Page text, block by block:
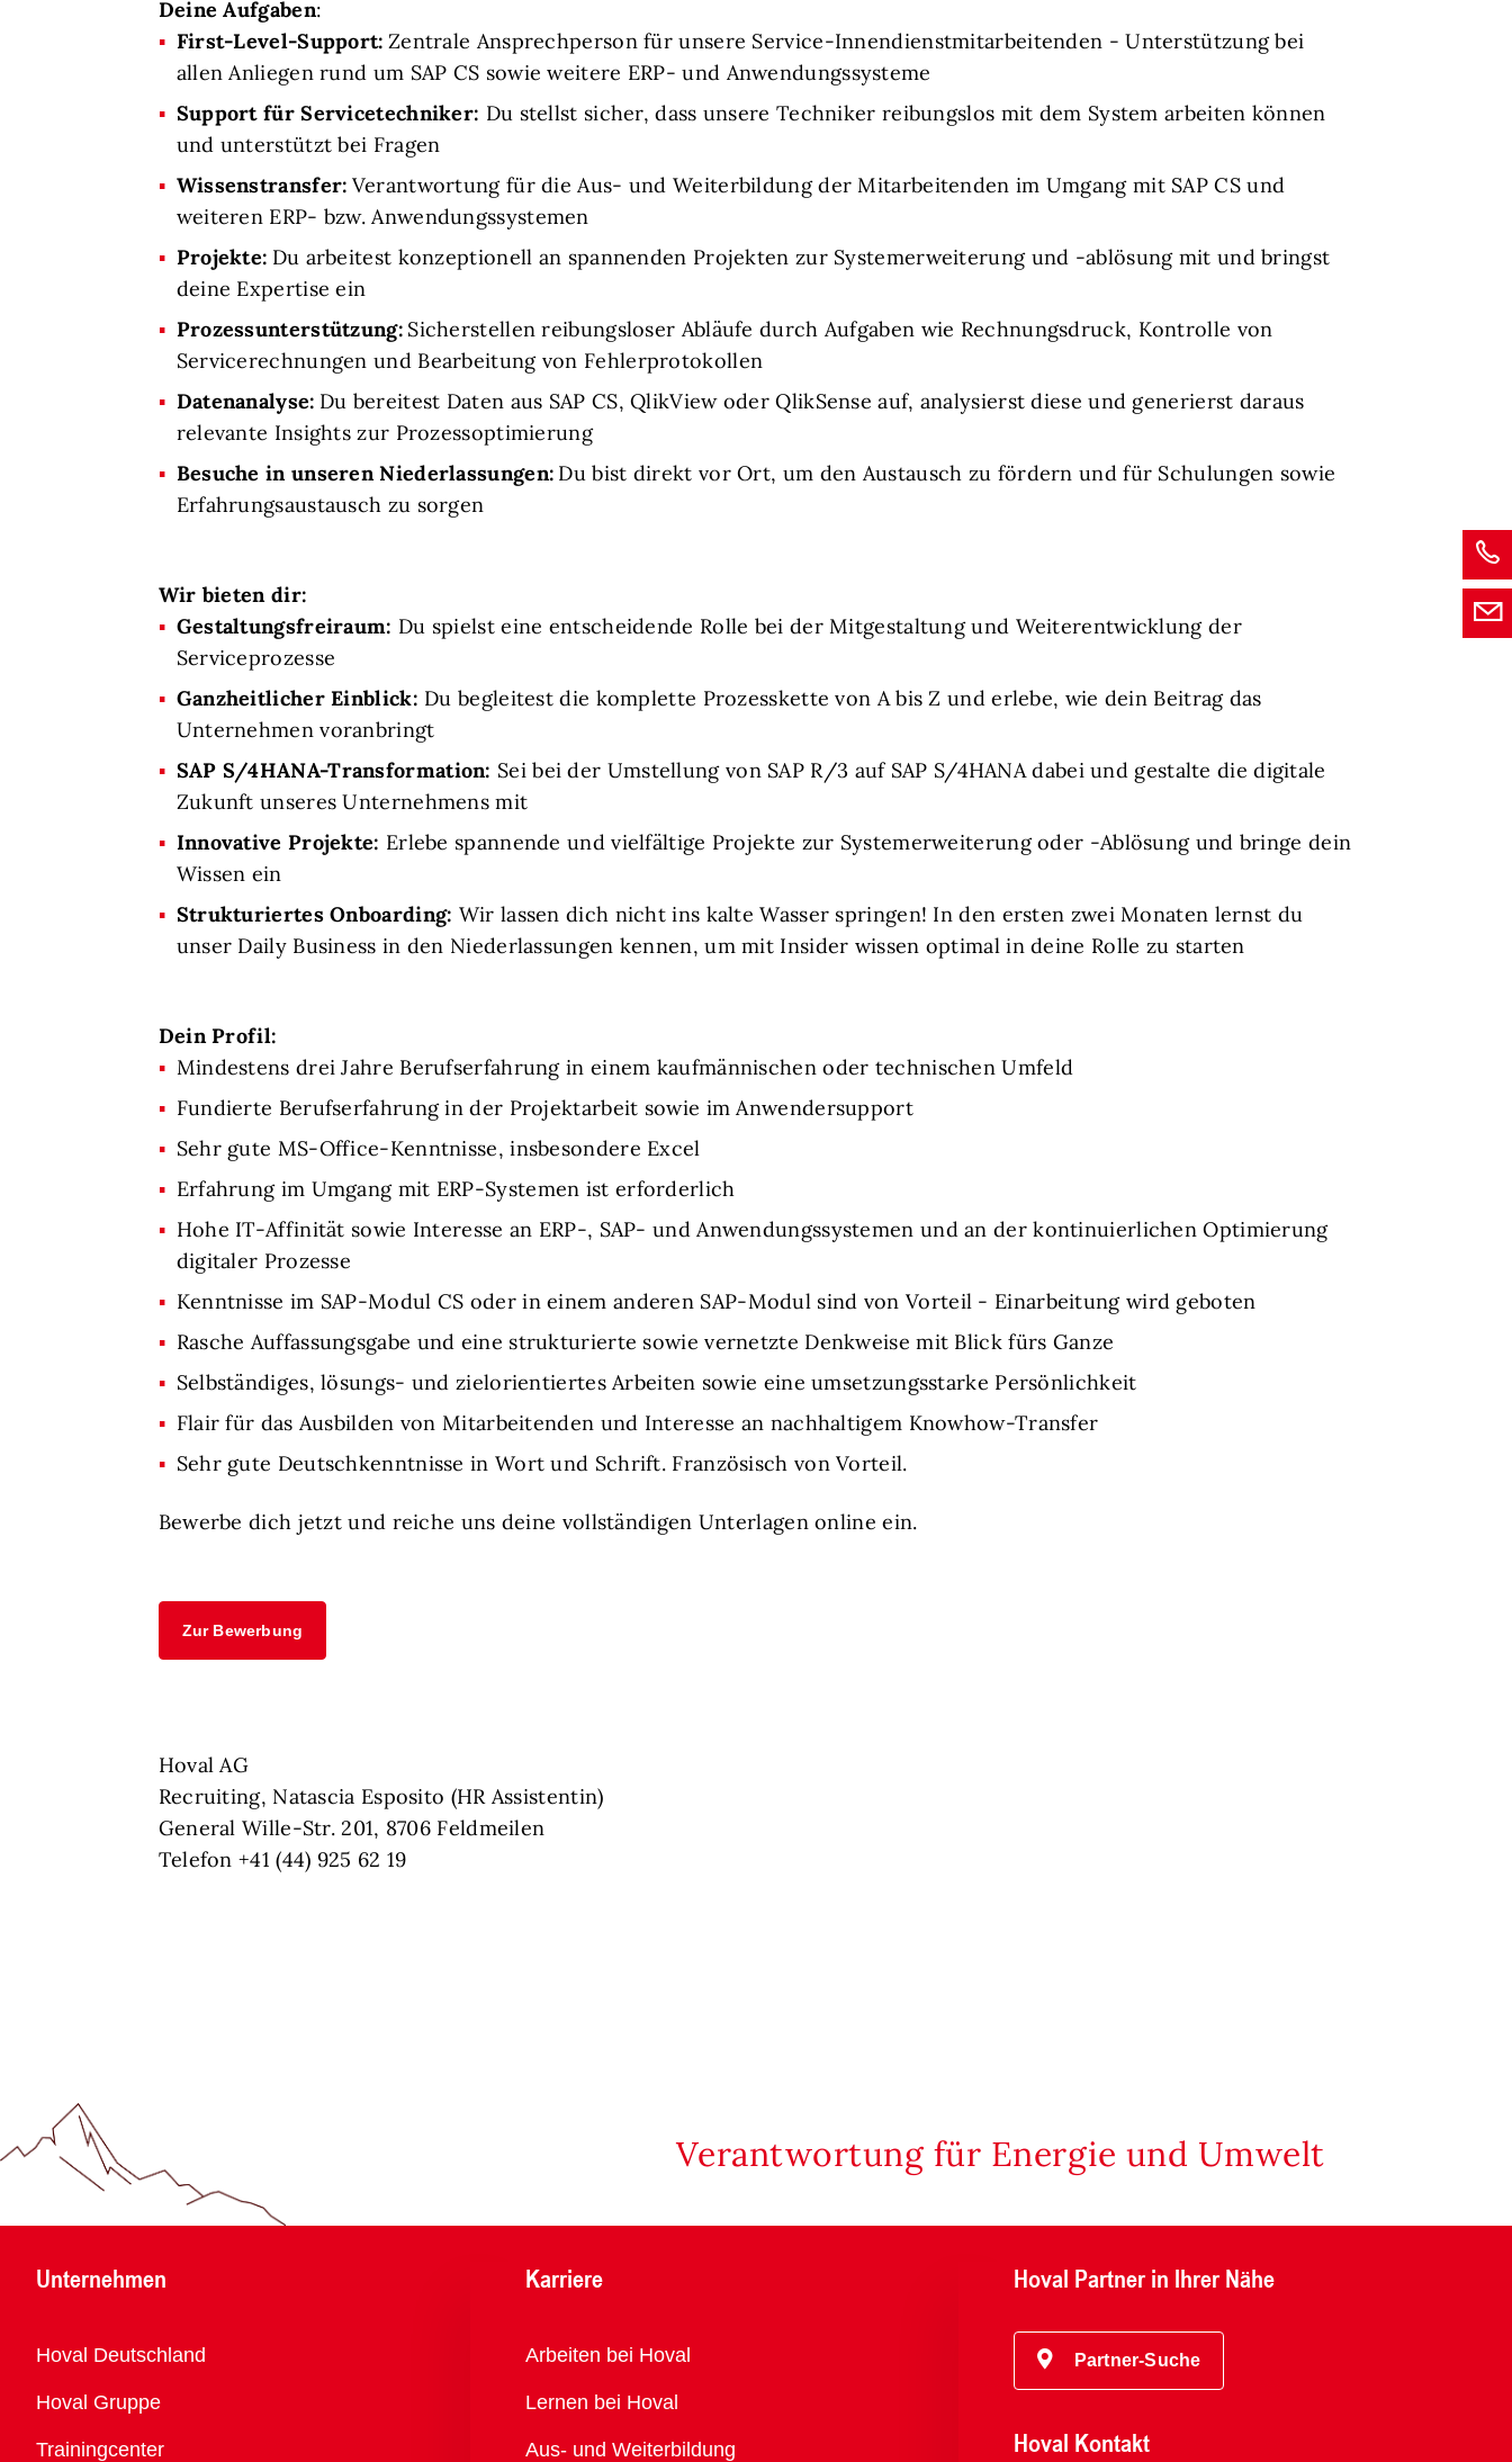
Deine Aufgaben:
First-Level-Support: Zentrale Ansprechperson für unsere Service-Innendienstmitarbeitenden - Unterstützung bei
allen Anliegen rund um SAP CS sowie weitere ERP- und Anwendungssysteme
Support für Servicetechniker: Du stellst sicher, dass unsere Techniker reibungslos mit dem System arbeiten können
und unterstützt bei Fragen
Wissenstransfer: Verantwortung für die Aus- und Weiterbildung der Mitarbeitenden im Umgang mit SAP CS und
weiteren ERP- bzw. Anwendungssystemen
Projekte: Du arbeitest konzeptionell an spannenden Projekten zur Systemerweiterung und -ablösung mit und bringst
deine Expertise ein
Prozessunterstützung: Sicherstellen reibungsloser Abläufe durch Aufgaben wie Rechnungsdruck, Kontrolle von
Servicerechnungen und Bearbeitung von Fehlerprotokollen
Datenanalyse: Du bereitest Daten aus SAP CS, QlikView oder QlikSense auf, analysierst diese und generierst daraus
relevante Insights zur Prozessoptimierung
Besuche in unseren Niederlassungen: Du bist direkt vor Ort, um den Austausch zu fördern und für Schulungen sowie
Erfahrungsaustausch zu sorgen
Wir bieten dir:
Gestaltungsfreiraum: Du spielst eine entscheidende Rolle bei der Mitgestaltung und Weiterentwicklung der
Serviceprozesse
Ganzheitlicher Einblick: Du begleitest die komplette Prozesskette von A bis Z und erlebe, wie dein Beitrag das
Unternehmen voranbringt
SAP S/4HANA-Transformation: Sei bei der Umstellung von SAP R/3 auf SAP S/4HANA dabei und gestalte die digitale
Zukunft unseres Unternehmens mit
Innovative Projekte: Erlebe spannende und vielfältige Projekte zur Systemerweiterung oder -Ablösung und bringe dein
Wissen ein
Strukturiertes Onboarding: Wir lassen dich nicht ins kalte Wasser springen! In den ersten zwei Monaten lernst du
unser Daily Business in den Niederlassungen kennen, um mit Insider wissen optimal in deine Rolle zu starten
Dein Profil:
Mindestens drei Jahre Berufserfahrung in einem kaufmännischen oder technischen Umfeld
Fundierte Berufserfahrung in der Projektarbeit sowie im Anwendersupport
Sehr gute MS-Office-Kenntnisse, insbesondere Excel
Erfahrung im Umgang mit ERP-Systemen ist erforderlich
Hohe IT-Affinität sowie Interesse an ERP-, SAP- und Anwendungssystemen und an der kontinuierlichen Optimierung
digitaler Prozesse
Kenntnisse im SAP-Modul CS oder in einem anderen SAP-Modul sind von Vorteil - Einarbeitung wird geboten
Rasche Auffassungsgabe und eine strukturierte sowie vernetzte Denkweise mit Blick fürs Ganze
Selbständiges, lösungs- und zielorientiertes Arbeiten sowie eine umsetzungsstarke Persönlichkeit
Flair für das Ausbilden von Mitarbeitenden und Interesse an nachhaltigem Knowhow-Transfer
Sehr gute Deutschkenntnisse in Wort und Schrift. Französisch von Vorteil.
Bewerbe dich jetzt und reiche uns deine vollständigen Unterlagen online ein.
Zur Bewerbung
Hoval AG
Recruiting, Natascia Esposito (HR Assistentin)
General Wille-Str. 201, 8706 Feldmeilen
Telefon +41 (44) 925 62 19
Verantwortung für Energie und Umwelt
Unternehmen
Übersicht
Hoval Deutschland
Hoval Gruppe
Trainingcenter
Karriere
Übersicht
Arbeiten bei Hoval
Lernen bei Hoval
Aus- und Weiterbildung
Hoval Partner in Ihrer Nähe
Partner-Suche
Hoval Kontakt